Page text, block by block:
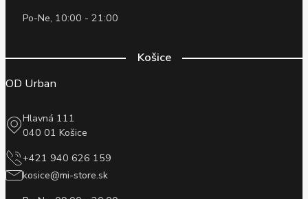
Po-Ne, 10:00 - 21:00
Košice
OD Urban
Hlavná 111
040 01 Košice
+421 940 626 159
kosice@mi-store.sk